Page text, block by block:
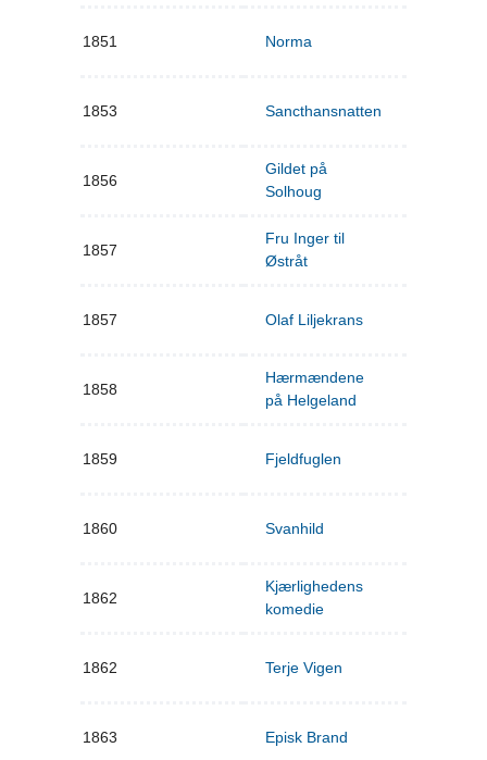
1851 Norma
1853 Sancthansnatten
1856
Gildet på
Solhoug
1857
Fru Inger til
Østråt
1857 Olaf Liljekrans
1858
Hærmændene
på Helgeland
1859 Fjeldfuglen
1860 Svanhild
1862
Kjærlighedens
komedie
1862 Terje Vigen
1863 Episk Brand